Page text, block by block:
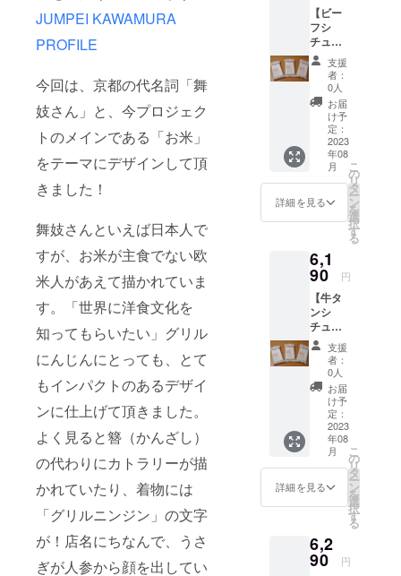
JUMPEI KAWAMURA
PROFILE
今回は、京都の代名詞「舞
妓さん」と、今プロジェク
トのメインである「お米」
をテーマにデザインして頂
きました！
舞妓さんといえば日本人で
すが、お米が主食でない欧
米人があえて描かれていま
す。「世界に洋食文化を
知ってもらいたい」グリル
にんじんにとっても、とて
もインパクトのあるデザイ
ンに仕上げて頂きました。
よく見ると簪（かんざし）
の代わりにカトラリーが描
かれていたり、着物には
「グリルニンジン」の文字
が！店名にちなんで、うさ
ぎが人参から顔を出してい
ため）
め、 明
確な賞
味期限
はござ
いませ
ん。 お
いしく
お召し
上がり
いただ
ける期
間とし
て、 精
日より
75日以
してお
りま
す。
（真空
パック
商品の
ため）
スに入
れてお
送りし
ます。
お米の
保存方
法 冷
暗所 お
米はお
野菜と
同じ生
鮮食品
のた
め、 明
いませ
ん。 お
いしく
お召し
上がり
いただ
ける期
間とし
て、 精
米年月
日より
75日以
内をお
すすめ
してお
す。
（真空
ため）
300g
お茶碗
約4杯
分 …
２袋(国
内販売
用NEW
デザイ
ン) 配送
料込み
お米の
おいし
い炊き
方が書
付き。
ギフト
ボック
スに入
れてお
送りし
ます。
お米の
保存方
法 冷
暗所 お
米はお
野菜と
同じ生
鮮食品
のた
め、 明
いませ
ん。 お
【ビー
フシ
チュー×
洋食に
合うお
米 ギ
フト
ボック
ス付
き】 監
修レト
ルト
「ビー
フシ
チュー
」…３
に合う
お米
お米2合
300g
お茶碗
約4杯
分 …
３袋(訪
日外国
人観光
客向け
NEWデ
ザイン)
配送料
込み お
米のお
いしい
フレッ
ト付
き。 ギ
支援
者：
0人
お届
け予
定：
2023
年08
月
詳細を見る
こ
の
リ
タ
ー
ン
を
選
択
す
る
6,1
90 円
【牛タ
ンシ
チュー×
洋食に
合うお
米 ギ
フト
ボック
ス付
き】 監
修レト
ルト
「牛タ
ンシ
チュー
」…３
に合う
お米
お米2合
支援
者：
0人
お届
け予
定：
2023
年08
月
詳細を見る
こ
の
リ
タ
ー
ン
を
選
択
す
る
6,2
90 円